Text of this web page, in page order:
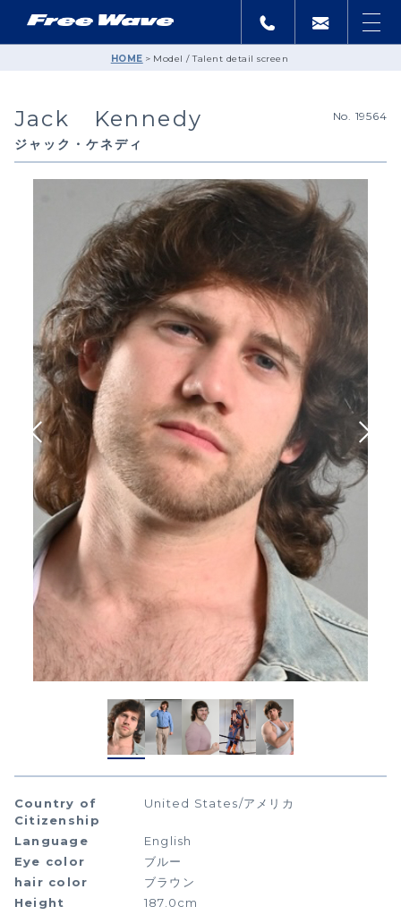
HOME Model / Talent detail screen
Jack Kennedy
ジャック・ケネディ
No. 19564
Country of
Citizenship
United States/アメリカ
Language
English
Eye color
ブルー
hair color
ブラウン
Height
187.0cm